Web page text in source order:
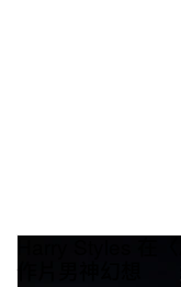
Harry Styles 在
作片男神幻想